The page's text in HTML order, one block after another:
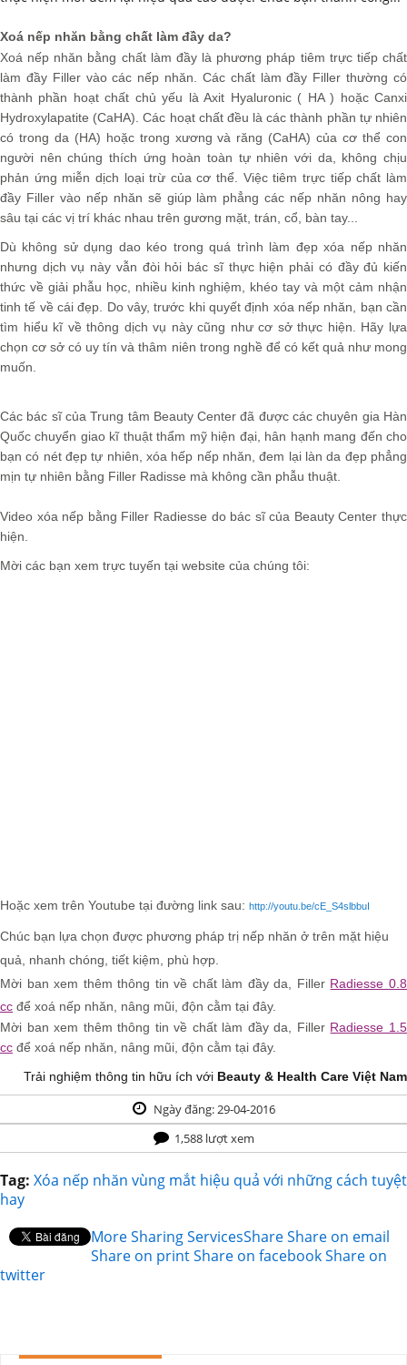
Xoá nếp nhăn bằng chất làm đầy da?
Xoá nếp nhăn bằng chất làm đầy là phương pháp tiêm trực tiếp chất
làm đầy Filler vào các nếp nhăn. Các chất làm đầy Filler thường có
thành phần hoạt chất chủ yếu là Axit Hyaluronic ( HA ) hoặc Canxi
Hydroxylapatite (CaHA). Các hoạt chấtđều là các thành phần tự nhiên
có trong da (HA) hoặc trong xương và răng (CaHA) của cơ thể con
người nên chúng thích ứng hoàn toàn tự nhiên với da, không chịu
phản ứng miễn dịch loại trừ của cơ thể. Việctiêm trực tiếpchất làm
đầy Filler vào nếp nhăn sẽ giúplàm phẳng các nếp nhăn nông hay
sâu tại các vị trí khác nhau trên gương mặt, trán, cổ, bàn tay...
Dù không sử dụng dao kéo trong quá trình làm đẹp xóa nếp nhăn
nhưng dịch vụ này vẫn đòi hỏi bác sĩ thực hiện phải có đầy đủ kiến
thức về giải phẫu học, nhiều kinh nghiệm, khéo tay và một cảm nhận
tinh tế về cái đẹp. Do vây, trước khi quyết định xóa nếp nhăn, bạn cần
tìm hiểu kĩ về thông dịch vụ này cũng như cơ sở thực hiện. Hãy lựa
chọn cơ sở có uy tín và thâm niên trong nghề để có kết quả như mong
muốn.
Các bác sĩ của Trung tâm Beauty Center đã được các chuyên gia Hàn
Quốc chuyển giao kĩ thuật thẩm mỹ hiện đại, hân hạnh mang đến cho
bạn có nét đẹp tự nhiên, xóa hếp nếp nhăn, đem lại làn da đẹp phẳng
mịn tự nhiên bằng Filler Radisse mà không cần phẫu thuật.
Video xóa nếp bằng Filler Radiesse do bác sĩ của Beauty Center thực
hiện.
Mời các bạn xem trực tuyến tại website của chúng tôi:
Hoặc xem trên Youtube tại đường link sau: http://youtu.be/cE_S4slbbuI
Chúc bạn lựa chọn được phương pháp trị nếp nhăn ở trên mặt hiệu
quả, nhanh chóng, tiết kiệm, phù hợp.
Mời ban xem thêm thông tin về chất làm đầy da, Filler Radiesse 0.8
cc để xoá nếp nhăn, nâng mũi, độn cằm tại đây.
Mời ban xem thêm thông tin về chất làm đầy da, Filler Radiesse 1.5
cc để xoá nếp nhăn, nâng mũi, độn cằm tại đây.
Trải nghiệm thông tin hữu ích với Beauty & Health Care Việt Nam
Ngày đăng: 29-04-2016
1,588 lượt xem
Tag: Xóa nếp nhăn vùng mắt hiệu quả với những cách tuyệt
hay
More Sharing ServicesShareShare on email
Share on printShare on facebookShare on
twitter